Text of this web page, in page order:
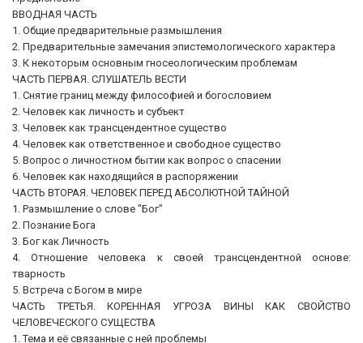
ВВОДНАЯ ЧАСТЬ
1. Общие предварительные размышления
2. Предварительные замечания эпистемологического характера
3. К некоторым основным гносеологическим проблемам
ЧАСТЬ ПЕРВАЯ. СЛУШАТЕЛЬ ВЕСТИ
1. Снятие границ между философией и богословием
2. Человек как личность и субъект
3. Человек как трансцендентное существо
4. Человек как ответственное и свободное существо
5. Вопрос о личностном бытии как вопрос о спасении
6. Человек как находящийся в распоряжении
ЧАСТЬ ВТОРАЯ. ЧЕЛОВЕК ПЕРЕД АБСОЛЮТНОЙ ТАЙНОЙ
1. Размышление о слове "Бог"
2. Познание Бога
3. Бог как Личность
4. Отношение человека к своей трансцендентной основе:
тварность
5. Встреча с Богом в мире
ЧАСТЬ ТРЕТЬЯ. КОРЕННАЯ УГРОЗА ВИНЫ КАК СВОЙСТВО
ЧЕЛОВЕЧЕСКОГО СУЩЕСТВА
1. Тема и её связанные с ней проблемы